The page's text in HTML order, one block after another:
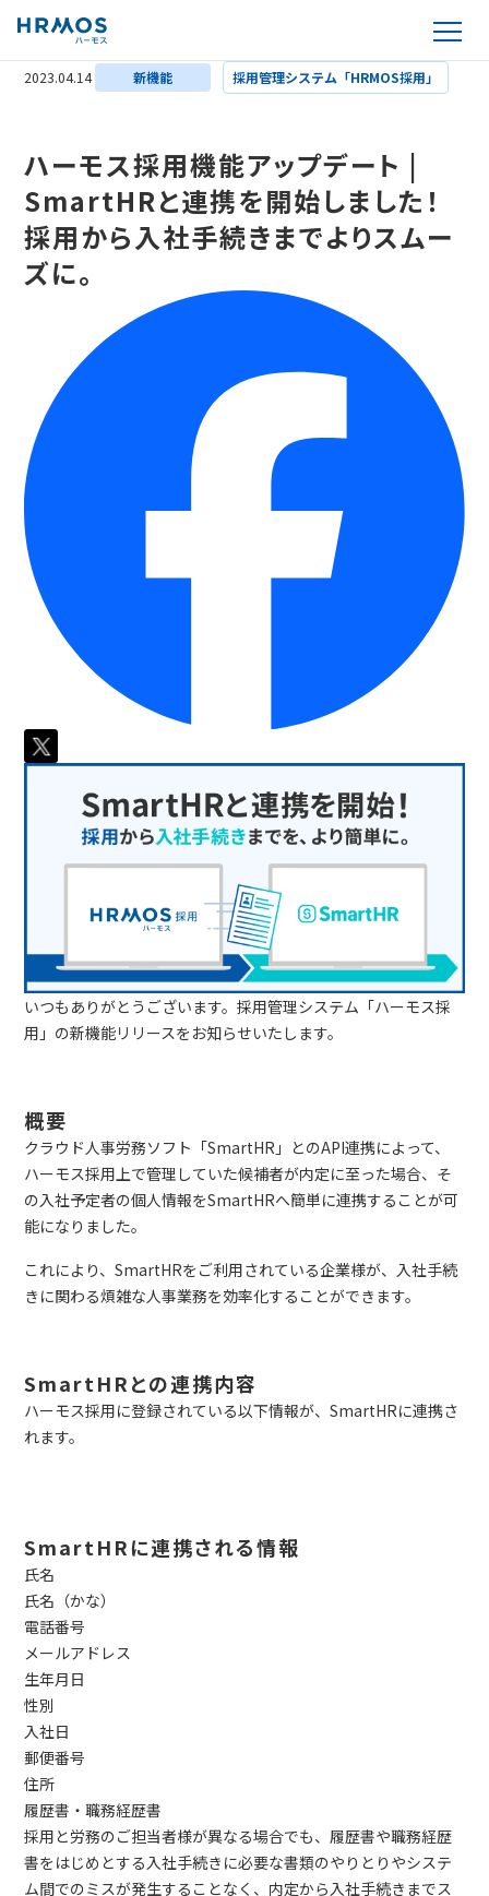
2023.04.14 新機能 採用管理システム「HRMOS採用」
ハーモス採用機能アップデート |
SmartHRと連携を開始しました！
採用から入社手続きまでよりスムー
ズに。
いつもありがとうございます。採用管理システム「ハーモス採
用」の新機能リリースをお知らせいたします。
概要
クラウド人事労務ソフト「SmartHR」とのAPI連携によって、
ハーモス採用上で管理していた候補者が内定に至った場合、そ
の入社予定者の個人情報をSmartHRへ簡単に連携することが可
能になりました。
これにより、SmartHRをご利用されている企業様が、入社手続
きに関わる煩雑な人事業務を効率化することができます。
SmartHRとの連携内容
ハーモス採用に登録されている以下情報が、SmartHRに連携さ
れます。
SmartHRに連携される情報
氏名
氏名（かな）
電話番号
メールアドレス
生年月日
性別
入社日
郵便番号
住所
履歴書・職務経歴書
採用と労務のご担当者様が異なる場合でも、履歴書や職務経歴
書をはじめとする入社手続きに必要な書類のやりとりやシステ
ム間でのミスが発生することなく、内定から入社手続きまでス